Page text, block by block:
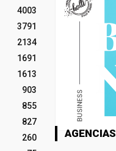
4003
3791
2134
1691
1613
903
855
827
260